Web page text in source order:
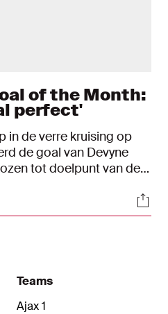
of the Month:
perfect'
in de verre kruising op
de goal van Devyne
tot doelpunt van de
goal in een
of the Month is
Teams
Ajax 1